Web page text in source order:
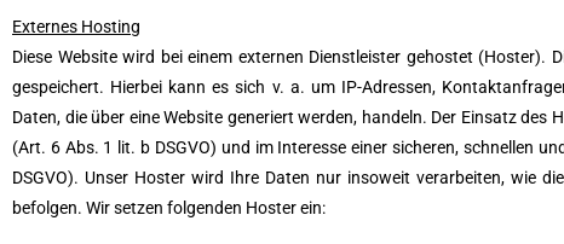
Externes Hosting
Diese Website wird bei einem externen Dienstleister gehostet (Hoster).
gespeichert. Hierbei kann es sich v. a. um IP-Adressen,
Daten, die über eine Website generiert werden, handeln. Der Einsatz
(Art. 6 Abs. 1 lit. b DSGVO) und im Interesse einer sicheren, schnellen
DSGVO). Unser Hoster wird Ihre Daten nur insoweit verarbeiten, wie
befolgen. Wir setzen folgenden Hoster ein: